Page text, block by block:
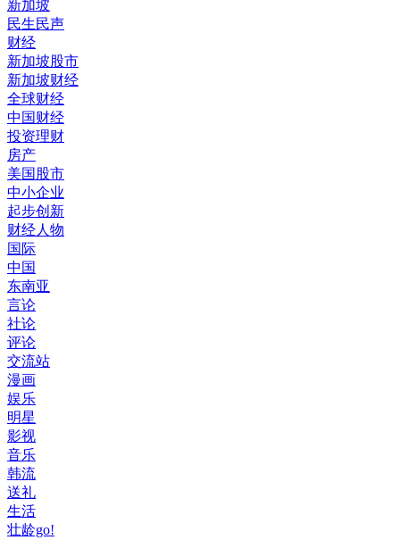
新加坡
民生民声
财经
新加坡股市
新加坡财经
全球财经
中国财经
投资理财
房产
美国股市
中小企业
起步创新
财经人物
国际
中国
东南亚
言论
社论
评论
交流站
漫画
娱乐
明星
影视
音乐
韩流
送礼
生活
壮龄go!